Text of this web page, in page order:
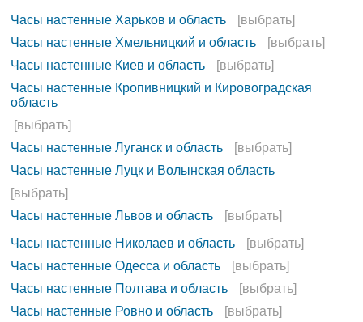
Часы настенные Харьков и область
[выбрать]
Часы настенные Хмельницкий и область
[выбрать]
Часы настенные Киев и область
[выбрать]
Часы настенные Кропивницкий и Кировоградская
область
[выбрать]
Часы настенные Луганск и область
[выбрать]
Часы настенные Луцк и Волынская область
[выбрать]
Часы настенные Львов и область
[выбрать]
Часы настенные Николаев и область
[выбрать]
Часы настенные Одесса и область
[выбрать]
Часы настенные Полтава и область
[выбрать]
Часы настенные Ровно и область
[выбрать]